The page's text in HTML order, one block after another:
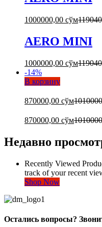
1000000,00 сўм
AERO MINI
1000000,00 сўм
-14%
В корзину
870000,00 сўм
870000,00 сўм
Недавно
Recently Viewed
track of your recent
Shop Now
Остались вопросы?